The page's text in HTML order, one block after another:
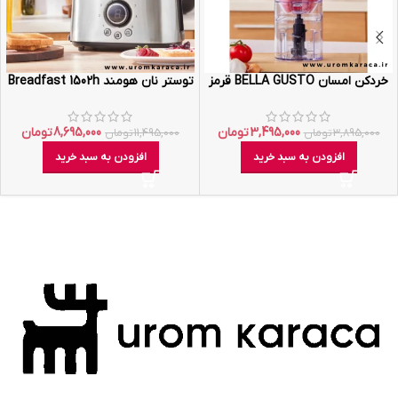
خردکن امسان BELLA GUSTO قرمز
3,895,000تومان 3,495,000تومان
افزودن به سبد خرید
توستر نان هومند Breadfast 1502h
11,495,000تومان 8,695,000تومان
افزودن به سبد خرید